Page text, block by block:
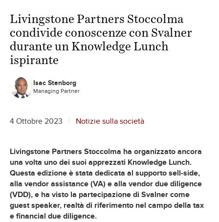
Livingstone Partners Stoccolma
condivide conoscenze con Svalner
durante un Knowledge Lunch
ispirante
Isac Stenborg
Managing Partner
4 Ottobre 2023 Notizie sulla società
Livingstone Partners Stoccolma ha organizzato ancora
una volta uno dei suoi apprezzati Knowledge Lunch.
Questa edizione è stata dedicata al supporto sell-side,
alla vendor assistance (VA) e alla vendor due diligence
(VDD), e ha visto la partecipazione di Svalner come
guest speaker, realtà di riferimento nel campo della tax
e financial due diligence.